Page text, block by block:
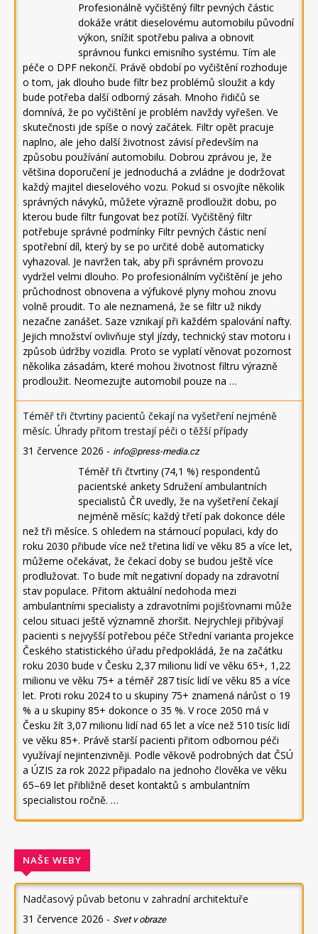
Profesionálně vyčištěný filtr pevných částic
dokáže vrátit dieselovému automobilu původní
výkon, snížit spotřebu paliva a obnovit
správnou funkci emisního systému. Tím ale
péče o DPF nekončí. Právě období po vyčištění rozhoduje
o tom, jak dlouho bude filtr bez problémů sloužit a kdy
bude potřeba další odborný zásah. Mnoho řidičů se
domnívá, že po vyčištění je problém navždy vyřešen. Ve
skutečnosti jde spíše o nový začátek. Filtr opět pracuje
naplno, ale jeho další životnost závisí především na
způsobu používání automobilu. Dobrou zprávou je, že
většina doporučení je jednoduchá a zvládne je dodržovat
každý majitel dieselového vozu. Pokud si osvojíte několik
správných návyků, můžete výrazně prodloužit dobu, po
kterou bude filtr fungovat bez potíží. Vyčištěný filtr
potřebuje správné podmínky Filtr pevných částic není
spotřební díl, který by se po určité době automaticky
vyhazoval. Je navržen tak, aby při správném provozu
vydržel velmi dlouho. Po profesionálním vyčištění je jeho
průchodnost obnovena a výfukové plyny mohou znovu
volně proudit. To ale neznamená, že se filtr už nikdy
nezačne zanášet. Saze vznikají při každém spalování nafty.
Jejich množství ovlivňuje styl jízdy, technický stav motoru i
způsob údržby vozidla. Proto se vyplatí věnovat pozornost
několika zásadám, které mohou životnost filtru výrazně
prodloužit. Neomezujte automobil pouze na …
Téměř tři čtvrtiny pacientů čekají na vyšetření nejméně
měsíc. Úhrady přitom trestají péči o těžší případy
31 července 2026 - info@press-media.cz
Téměř tři čtvrtiny (74,1 %) respondentů
pacientské ankety Sdružení ambulantních
specialistů ČR uvedly, že na vyšetření čekají
nejméně měsíc; každý třetí pak dokonce déle
než tři měsíce. S ohledem na stárnoucí populaci, kdy do
roku 2030 přibude více než třetina lidí ve věku 85 a více let,
můžeme očekávat, že čekací doby se budou ještě více
prodlužovat. To bude mít negativní dopady na zdravotní
stav populace. Přitom aktuální nedohoda mezi
ambulantními specialisty a zdravotními pojišťovnami může
celou situaci ještě významně zhoršit. Nejrychleji přibývají
pacienti s nejvyšší potřebou péče Střední varianta projekce
Českého statistického úřadu předpokládá, že na začátku
roku 2030 bude v Česku 2,37 milionu lidí ve věku 65+, 1,22
milionu ve věku 75+ a téměř 287 tisíc lidí ve věku 85 a více
let. Proti roku 2024 to u skupiny 75+ znamená nárůst o 19
% a u skupiny 85+ dokonce o 35 %. V roce 2050 má v
Česku žít 3,07 milionu lidí nad 65 let a více než 510 tisíc lidí
ve věku 85+. Právě starší pacienti přitom odbornou péči
využívají nejintenzivněji. Podle věkově podrobných dat ČSÚ
a ÚZIS za rok 2022 připadalo na jednoho člověka ve věku
65–69 let přibližně deset kontaktů s ambulantním
specialistou ročně. …
NAŠE WEBY
Nadčasový půvab betonu v zahradní architektuře
31 července 2026 - Svet v obraze